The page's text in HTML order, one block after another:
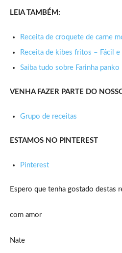
LEIA TAMBÉM:
Receita de croquete de carne
Receita de kibes fritos – Fácil
Saiba tudo sobre Farinha
VENHA FAZER PARTE DO
Grupo de receitas
ESTAMOS NO PINTEREST
Pinterest
Espero que tenha gostado destas
com amor
Nate